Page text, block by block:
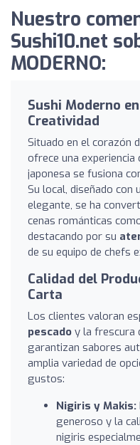
Nuestro
Sushi10.net
MODERNO:
Sushi Moderno
Creatividad
Situado en el corazón
ofrece una experiencia
japonesa se fusiona
Su local, diseñado con
elegante, se ha
cenas románticas
destacando por su
de su equipo de chefs
Calidad del
Carta
Los clientes valoran
pescado y la frescura
garantizan sabores
amplia variedad de
gustos:
Nigiris y Makis:
generoso y la
nigiris